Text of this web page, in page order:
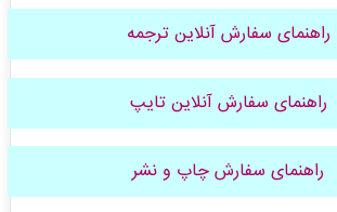
راهنمای سفارش آنلاین ترجمه
راهنمای سفارش آنلاین تایپ
راهنمای سفارش چاپ و نشر